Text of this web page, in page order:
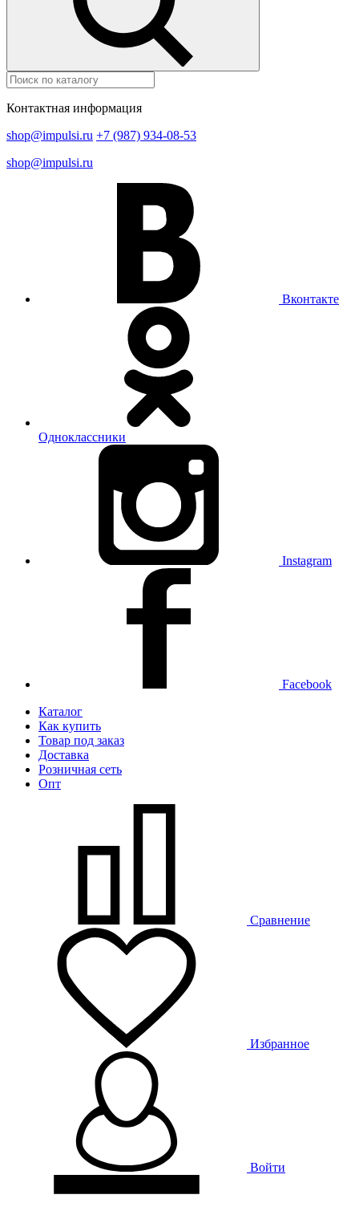
Контактная информация
shop@impulsi.ru +7 (987) 934-08-53
shop@impulsi.ru
Вконтакте
Одноклассники
Instagram
Facebook
Каталог
Как купить
Товар под заказ
Доставка
Розничная сеть
Опт
Сравнение
Избранное
Войти